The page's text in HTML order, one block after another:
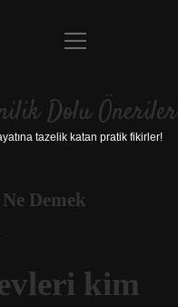
Anasayfa
Yasal Uyarı
menüyü
Dolu Öneriler
tazelik katan pratik fikirler!
Demek
kim